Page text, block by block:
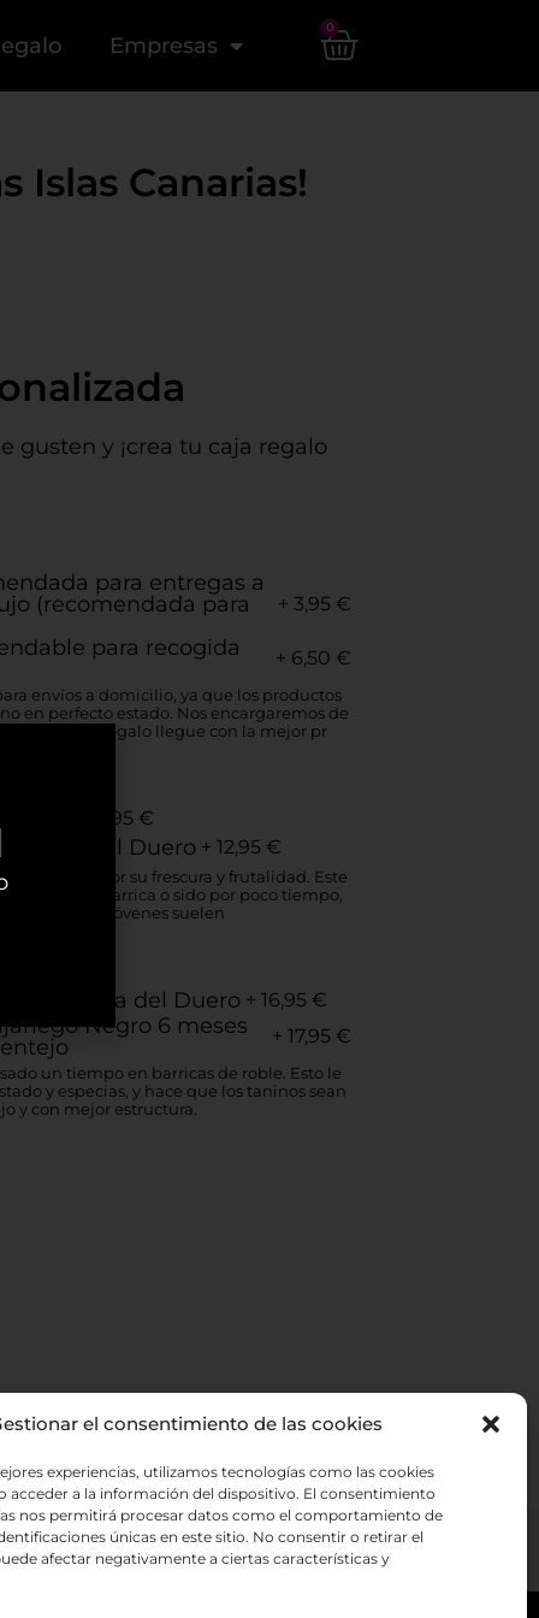
el consentimiento de las cookies
experiencias, utilizamos tecnologías como las cookies
acceder a la información del dispositivo. El consentimiento
nos permitirá procesar datos como el comportamiento de
únicas en este sitio. No consentir o retirar el
afectar negativamente a ciertas características y
Empresas
0
Islas Canarias!
gusten y ¡crea tu caja regalo
para entregas a
(recomendada para
+ 3,95 €
para recogida
+ 6,50 €
envíos a domicilio, ya que los productos
en perfecto estado. Nos encargaremos de
para que tu regalo llegue con la mejor pr
+ 15,95 €
Ribera del Duero + 12,95 €
por su frescura y frutalidad. Este
en barrica o sido por poco tiempo,
Los tintos jóvenes suelen
Ribera del Duero + 16,95 €
Negro 6 meses
+ 17,95 €
un tiempo en barricas de roble. Esto le
y especias, y hace que los taninos sean
y con mejor estructura.
Aromática , Valle de
D.O. Abona
D.O. Ycoden
Islas Canarias que se caracteriza por su
tener notas cítricas, tropicales y florales, lo
cálidos.